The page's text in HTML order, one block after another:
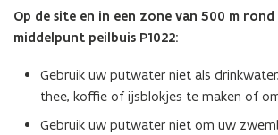
Op de site en in een zone van 500 m
middelpunt peilbuis P1022:
Gebruik uw putwater niet als
thee, koffie of ijsblokjes te maken of
Gebruik uw putwater niet om uw